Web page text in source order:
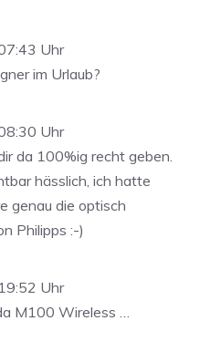
Uhr
im Urlaub?
Uhr
da 100%ig recht geben.
hässlich, ich hatte
genau die optisch
Philipps :-)
Uhr
M100 Wireless …